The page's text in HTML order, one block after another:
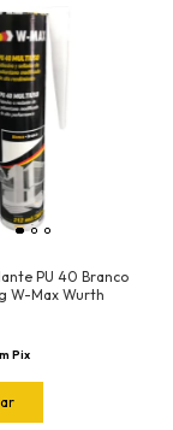
PU 40 Branco
W-Max Wurth
Pix